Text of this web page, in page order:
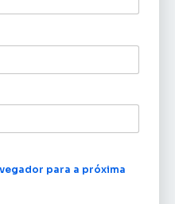
para a próxima